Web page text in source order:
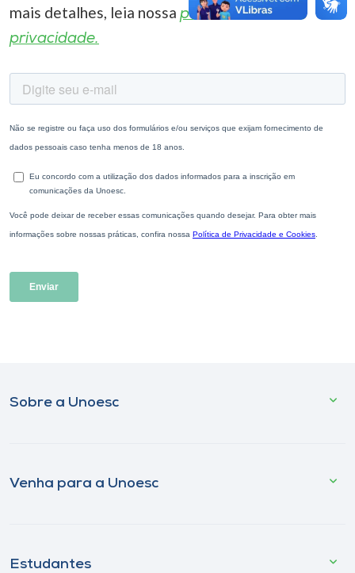
mais detalhes, leia nossa política de
privacidade.
Sobre a Unoesc
Venha para a Unoesc
Estudantes